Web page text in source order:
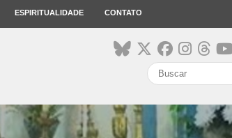
ESPIRITUALIDADE CONTATO